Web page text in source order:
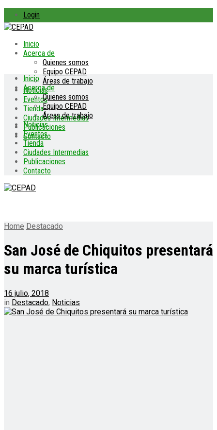
Login
Inicio
Acerca de
Quienes somos
Equipo CEPAD
Áreas de trabajo
Noticias
Eventos
Tienda
Ciudades Intermedias
Publicaciones
Contacto
Inicio
Acerca de
Quienes somos
Equipo CEPAD
Áreas de trabajo
Noticias
Eventos
Tienda
Ciudades Intermedias
Publicaciones
Contacto
Home Destacado
San José de Chiquitos presentará
su marca turística
16 julio, 2018
in Destacado, Noticias